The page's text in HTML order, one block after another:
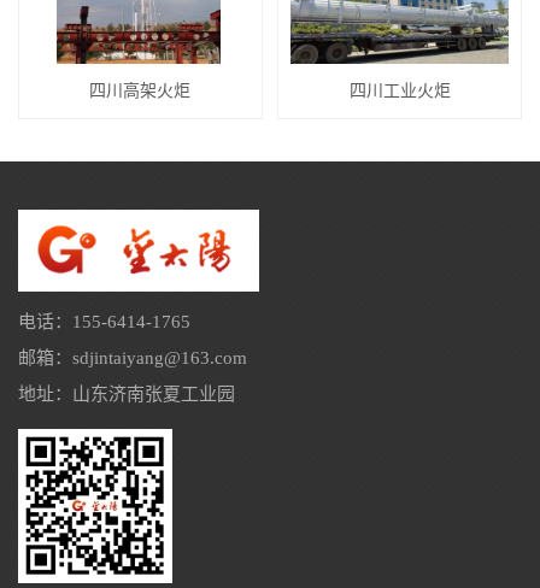
四川高架火炬 四川工业火炬
电话：155-6414-1765
邮箱：sdjintaiyang@163.com
地址：山东济南张夏工业园